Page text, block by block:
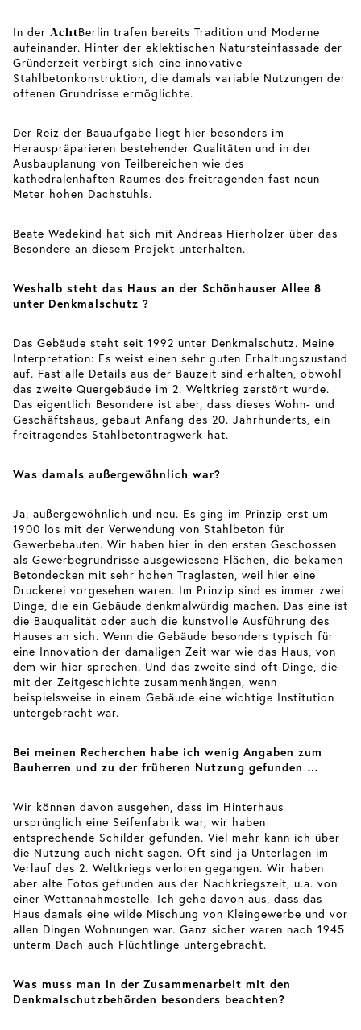
In der AchtBerlin trafen bereits Tradition und Moderne
aufeinander. Hinter der eklektischen Natursteinfassade der
Gründerzeit verbirgt sich eine innovative
Stahlbetonkonstruktion, die damals variable Nutzungen der
offenen Grundrisse ermöglichte.
Der Reiz der Bauaufgabe liegt hier besonders im
Herauspräparieren bestehender Qualitäten und in der
Ausbauplanung von Teilbereichen wie des
kathedralenhaften Raumes des freitragenden fast neun
Meter hohen Dachstuhls.
Beate Wedekind hat sich mit Andreas Hierholzer über das
Besondere an diesem Projekt unterhalten.
Weshalb steht das Haus an der Schönhauser Allee 8
unter Denkmalschutz ?
Das Gebäude steht seit 1992 unter Denkmalschutz. Meine
Interpretation: Es weist einen sehr guten Erhaltungszustand
auf. Fast alle Details aus der Bauzeit sind erhalten, obwohl
das zweite Quergebäude im 2. Weltkrieg zerstört wurde.
Das eigentlich Besondere ist aber, dass dieses Wohn- und
Geschäftshaus, gebaut Anfang des 20. Jahrhunderts, ein
freitragendes Stahlbetontragwerk hat.
Was damals außergewöhnlich war?
Ja, außergewöhnlich und neu. Es ging im Prinzip erst um
1900 los mit der Verwendung von Stahlbeton für
Gewerbebauten. Wir haben hier in den ersten Geschossen
als Gewerbegrundrisse ausgewiesene Flächen, die bekamen
Betondecken mit sehr hohen Traglasten, weil hier eine
Druckerei vorgesehen waren. Im Prinzip sind es immer zwei
Dinge, die ein Gebäude denkmalwürdig machen. Das eine ist
die Bauqualität oder auch die kunstvolle Ausführung des
Hauses an sich. Wenn die Gebäude besonders typisch für
eine Innovation der damaligen Zeit war wie das Haus, von
dem wir hier sprechen. Und das zweite sind oft Dinge, die
mit der Zeitgeschichte zusammenhängen, wenn
beispielsweise in einem Gebäude eine wichtige Institution
untergebracht war.
Bei meinen Recherchen habe ich wenig Angaben zum
Bauherren und zu der früheren Nutzung gefunden …
Wir können davon ausgehen, dass im Hinterhaus
ursprünglich eine Seifenfabrik war, wir haben
entsprechende Schilder gefunden. Viel mehr kann ich über
die Nutzung auch nicht sagen. Oft sind ja Unterlagen im
Verlauf des 2. Weltkriegs verloren gegangen. Wir haben
aber alte Fotos gefunden aus der Nachkriegszeit, u.a. von
einer Wettannahmestelle. Ich gehe davon aus, dass das
Haus damals eine wilde Mischung von Kleingewerbe und vor
allen Dingen Wohnungen war. Ganz sicher waren nach 1945
unterm Dach auch Flüchtlinge untergebracht.
Was muss man in der Zusammenarbeit mit den
Denkmalschutzbehörden besonders beachten?